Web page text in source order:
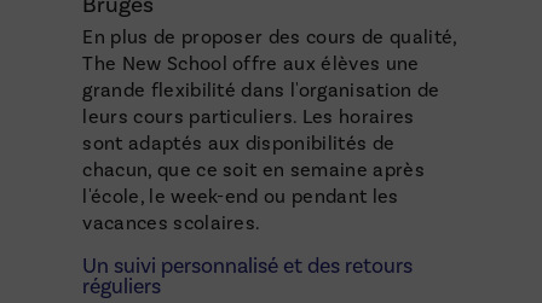
En plus de proposer des cours de qualité,
The New School offre aux élèves une
grande flexibilité dans l'organisation de
leurs cours particuliers. Les horaires
sont adaptés aux disponibilités de
chacun, que ce soit en semaine après
l'école, le week-end ou pendant les
vacances scolaires.
Un suivi personnalisé et des retours
réguliers